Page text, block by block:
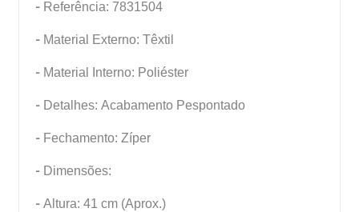
- Referência: 7831504
- Material Externo: Têxtil
- Material Interno: Poliéster
- Detalhes: Acabamento Pespontado
- Fechamento: Zíper
- Dimensões:
- Altura: 41 cm (Aprox.)